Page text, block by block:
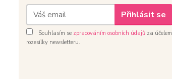
Přihlásit se
Souhlasím se zpracováním osobních údajů za účelem
rozesílky newsletteru.